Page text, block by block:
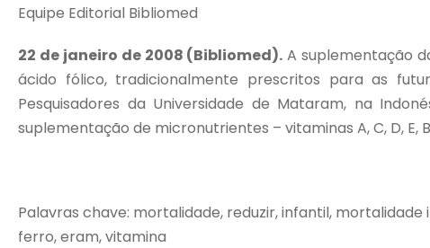
Equipe Editorial Bibliomed
22 de janeiro de 2008 (Bibliomed). A suplementação
ácido fólico, tradicionalmente prescritos para as
Pesquisadores da Universidade de Mataram, na
suplementação de micronutrientes – vitaminas A, C, D, E,
Palavras chave: mortalidade, reduzir, infantil,
ferro, eram, vitamina